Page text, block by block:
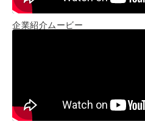
企業紹介ムービー